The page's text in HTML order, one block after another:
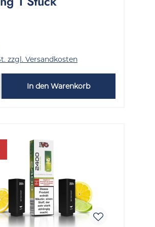
zzgl. Versandkosten
In den Warenkorb